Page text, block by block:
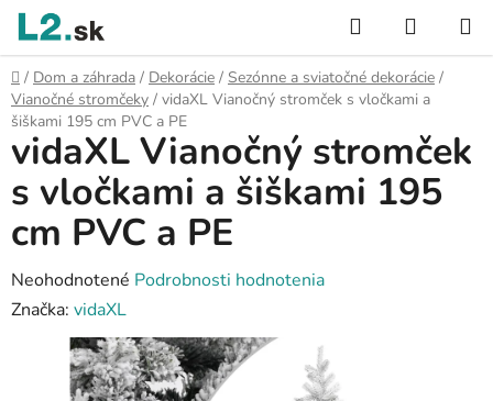
Prejsť
obsah
Hľadať
KOŠÍK
Domov
/ Dom a záhrada / Dekorácie / Sezónne a sviatočné dekorácie /
Vianočné stromčeky / vidaXL Vianočný stromček s vločkami a
šiškami 195 cm PVC a PE
vidaXL Vianočný stromček
s vločkami a šiškami 195
cm PVC a PE
Priemerné
hodnotenie
produktu
Neohodnotené Podrobnosti hodnotenia
Značka: vidaXL